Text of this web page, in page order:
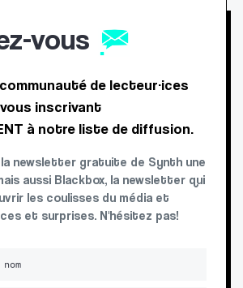
vous
de lecteur·ices
inscrivant
à notre liste de diffusion.
newsletter gratuite de Synth une
aussi Blackbox, la newsletter qui
les coulisses du média et
et surprises. N'hésitez pas!